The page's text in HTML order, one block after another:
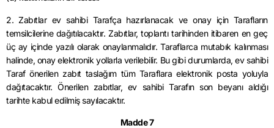
2. Zabıtlar ev sahibi Tarafça hazırlanacak ve onay için Tarafların
temsilcilerine dağıtılacaktır. Zabıtlar, toplantı tarihinden itibaren en geç
üç ay içinde yazılı olarak onaylanmalıdır. Taraflarca mutabık kalınması
halinde, onay elektronik yollarla verilebilir. Bu gibi durumlarda, ev sahibi
Taraf önerilen zabıt taslağım tüm Taraflara elektronik posta yoluyla
dağıtacaktır. Önerilen zabıtlar, ev sahibi Tarafın son beyanı aldığı
tarihte kabul edilmiş sayılacaktır.
Madde 7